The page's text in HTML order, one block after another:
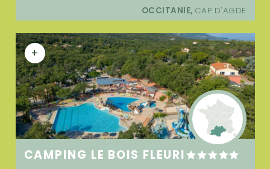
OCCITANIE, CAP D'AGDE
+
CAMPING LE BOIS FLEURI